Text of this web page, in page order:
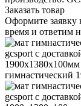
Заказать товар
Оформите заявку
время и ответим